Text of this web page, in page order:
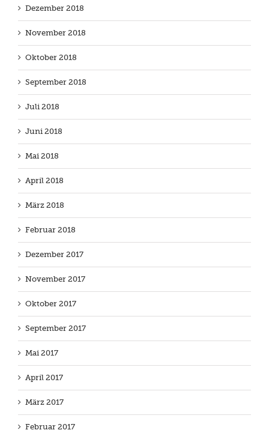
Dezember 2018
November 2018
Oktober 2018
September 2018
Juli 2018
Juni 2018
Mai 2018
April 2018
März 2018
Februar 2018
Dezember 2017
November 2017
Oktober 2017
September 2017
Mai 2017
April 2017
März 2017
Februar 2017